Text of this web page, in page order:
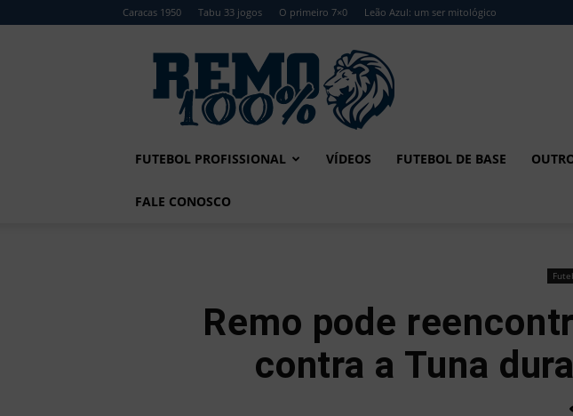
Caracas 1950 Tabu 33 jogos O primeiro 7×0 Leão Azul: um ser mitológico
Remo
FUTEBOL PROFISSIONAL VÍDEOS FUTEBOL DE BASE
FALE CONOSCO
Remo pode
contra a Tuna